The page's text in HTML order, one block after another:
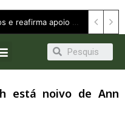
está noivo de Ann